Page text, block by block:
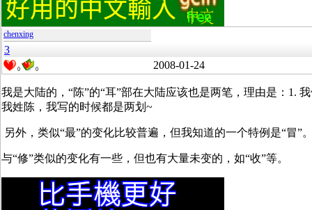
chenxing
3
0 0 2008-01-24
我是大陆的，“陈”的“耳”部在大陆应该也是两笔，理由是：1.
我姓陈，我写的时候都是两划~
另外，类似“最”的变化比较普遍，但我知道的一个特例是“冒”
与“修”类似的变化有一些，但也有大量未变的，如“收”等。